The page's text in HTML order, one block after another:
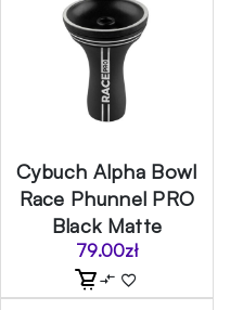
Cybuch Alpha Bowl
Race Phunnel PRO
Black Matte
79.00zł